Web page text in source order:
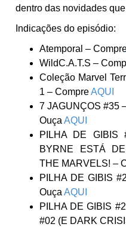
dentro das novidades
Indicações do episódio:
Atemporal –
WildC.A.T.S –
Coleção Marvel
1 – CompreAQUI
7 JAGUNÇOS #35
OuçaAQUI
PILHA DE GIBIS
BYRNE ESTÁ
THE MARVELS! –
PILHA DE GIBIS
OuçaAQUI
PILHA DE GIBIS
#02 (E DARK